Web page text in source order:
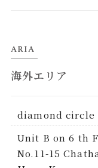
ARIA
海外エリア
diamond circle
Unit B on 6 th
No.11-15